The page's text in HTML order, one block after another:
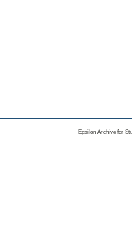
Epsilon Archive for